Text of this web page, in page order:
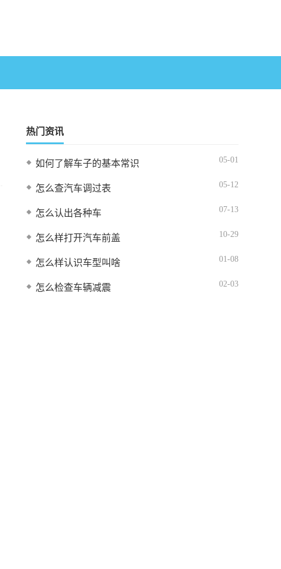
热门资讯
如何了解车子的基本常识 05-01
怎么查汽车调过表 05-12
怎么认出各种车 07-13
怎么样打开汽车前盖 10-29
怎么样认识车型叫啥 01-08
怎么检查车辆减震 02-03